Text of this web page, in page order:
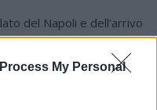
My Personal
del Napoli e dell'arrivo
per Sportitalia: "Il
Allegri per aprire
tecnico. Tuttavia, il